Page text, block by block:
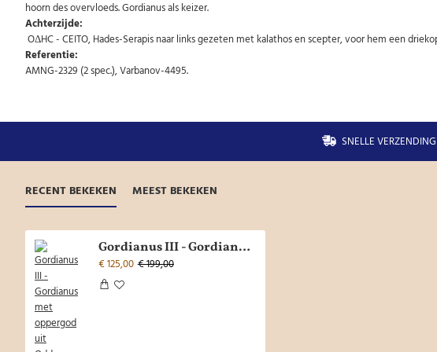
hoorn des overvloeds. Gordianus als keizer.
Achterzijde:
OΔHC - CEITO, Hades-Serapis naar links gezeten met kalathos en scepter, voor hem een
Referentie:
AMNG-2329 (2 spec.), Varbanov-4495.
SNELLE VERZENDING
RECENT BEKEKEN MEEST BEKEKEN
Gordianus III - Gordianus met oppergod uit Oddesus zeldzaam! (AU2133)
€ 125,00 € 199,00